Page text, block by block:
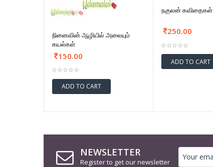
நினைவின் ஆழியில் அலையும்
கயல்கள்
150.00
ADD TO CART
நகுலன் கவிதைகள்
250.00
ADD TO CART
NEWSLETTER
Register to get our newsletter